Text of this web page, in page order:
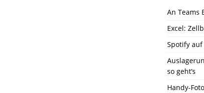
An Teams
Excel:
Spotify
so geht’s
Handy-